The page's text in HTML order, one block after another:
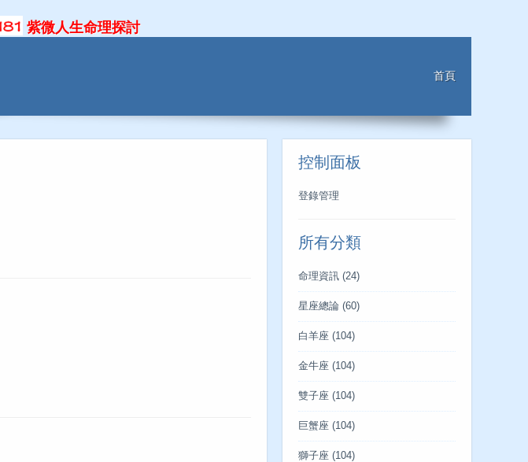
紫微人生命理探討
首頁
控制面板
登錄管理
所有分類
命理資訊 (24)
星座總論 (60)
白羊座 (104)
金牛座 (104)
雙子座 (104)
巨蟹座 (104)
獅子座 (104)